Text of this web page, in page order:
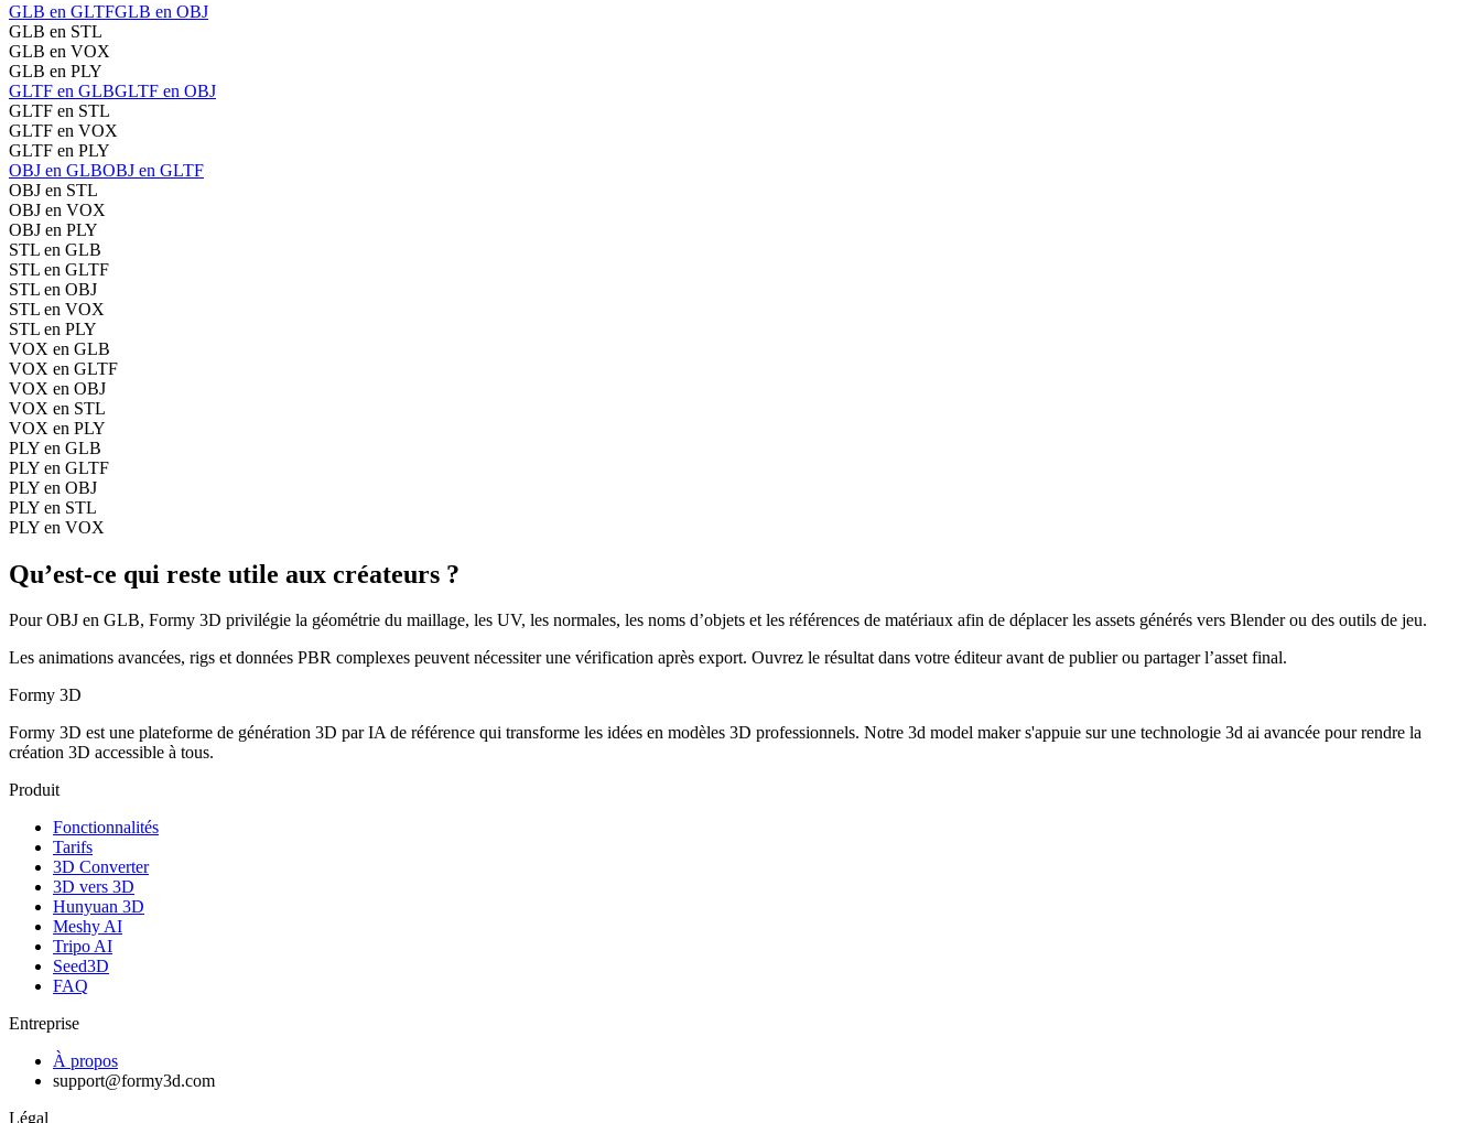
GLB en GLTFGLB en OBJ
GLB en STL
GLB en VOX
GLB en PLY
GLTF en GLBGLTF en OBJ
GLTF en STL
GLTF en VOX
GLTF en PLY
OBJ en GLBOBJ en GLTF
OBJ en STL
OBJ en VOX
OBJ en PLY
STL en GLB
STL en GLTF
STL en OBJ
STL en VOX
STL en PLY
VOX en GLB
VOX en GLTF
VOX en OBJ
VOX en STL
VOX en PLY
PLY en GLB
PLY en GLTF
PLY en OBJ
PLY en STL
PLY en VOX
Qu’est-ce qui reste utile aux créateurs ?
Pour OBJ en GLB, Formy 3D privilégie la géométrie du maillage, les UV, les normales, les noms d’objets et les références de matériaux afin de déplacer les assets générés vers Blender ou des outils de jeu.
Les animations avancées, rigs et données PBR complexes peuvent nécessiter une vérification après export. Ouvrez le résultat dans votre éditeur avant de publier ou partager l’asset final.
Formy 3D
Formy 3D est une plateforme de génération 3D par IA de référence qui transforme les idées en modèles 3D professionnels. Notre 3d model maker s'appuie sur une technologie 3d ai avancée pour rendre la
création 3D accessible à tous.
Produit
Fonctionnalités
Tarifs
3D Converter
3D vers 3D
Hunyuan 3D
Meshy AI
Tripo AI
Seed3D
FAQ
Entreprise
À propos
support@formy3d.com
Légal